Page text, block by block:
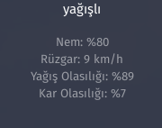
yağışlı
Nem: %80
Rüzgar: 9 km/h
Yağış Olasılığı: %89
Kar Olasılığı: %7